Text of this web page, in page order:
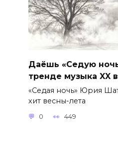
Даёшь «Седую
тренде музыка XX
«Седая ночь» Юрия
хит весны-лета
0 449